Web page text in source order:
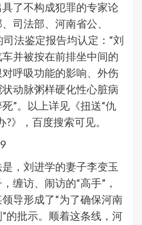
了不构成犯罪的专家论
司法部、河南省公、
法鉴定报告均认定：“刘
并被按在前排坐中间的
呼吸功能的影响、外伤
动脉粥样硬化性心脏病
”。以上详见《扭送“仇
?》，百度搜索可见。
，刘进学的妻子李变玉
缠访、闹访的“高手”，
导形成了“为了确保河南
的批示。顺着这条线，河